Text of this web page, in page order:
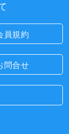
員規約
問合せ